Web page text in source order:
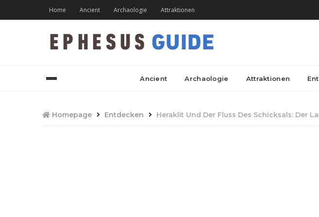
Home Ancient Archaologie Attraktionen
Ancient Archaologie Attraktionen
Homepage Entdecken Heraklit Und Der Fluss Des Schicksals: Der